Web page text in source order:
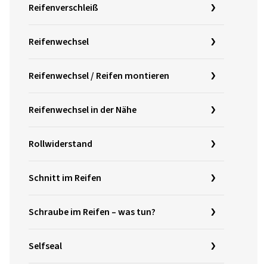
Reifenverschleiß
Reifenwechsel
Reifenwechsel / Reifen montieren
Reifenwechsel in der Nähe
Rollwiderstand
Schnitt im Reifen
Schraube im Reifen – was tun?
Selfseal